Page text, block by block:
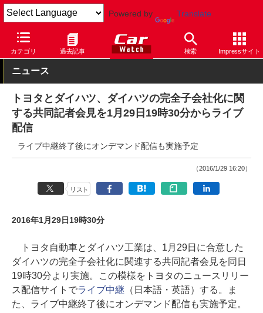
Powered by Translate
カテゴリ 過去記事 検索 Impressサイト
Car Watch 自動車 トヨタ その他
ニュース
トヨタとダイハツ、ダイハツの完全子会社化に関
する共同記者会見を1月29日19時30分からライブ
配信
ライブ中継終了後にオンデマンド配信も実施予定
（2016/1/29 16:20）
リスト
2016年1月29日19時30分
トヨタ自動車とダイハツ工業は、1月29日に合意した
ダイハツの完全子会社化に関連する共同記者会見を同日
19時30分より実施。この模様をトヨタのニュースリリー
ス配信サイトでライブ中継 （日本語・英語）する。ま
た、ライブ中継終了後にオンデマンド配信も実施予定。